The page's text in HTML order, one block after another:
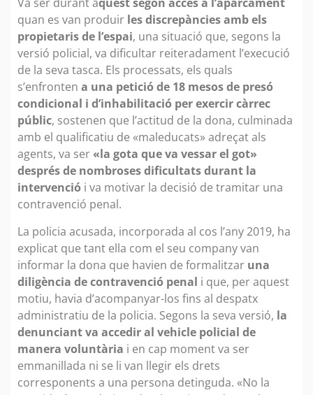
quan es van produir les discrepàncies amb els
propietaris de l’espai, una situació que, segons la
versió policial, va dificultar reiteradament l’execució
de la seva tasca. Els processats, els quals
s’enfronten a una petició de 18 mesos de presó
condicional i d’inhabilitació per exercir càrrec
públic, sostenen que l’actitud de la dona, culminada
amb el qualificatiu de «maleducats» adreçat als
agents, va ser«la gota que va vessar el got»
després de nombroses dificultats durant la
intervenció i va motivar la decisió de tramitar una
contravenció penal.
La policia acusada, incorporada al cos l’any 2019, ha
explicat que tant ella com el seu company van
informar la dona que havien de formalitzar una
diligència de contravenció penal i que, per aquest
motiu, havia d’acompanyar-los fins al despatx
administratiu de la policia. Segons la seva versió, la
denunciant va accedir al vehicle policial de
manera voluntària i en cap moment va ser
emmanillada ni se li van llegir els drets
corresponents a una persona detinguda. «No la